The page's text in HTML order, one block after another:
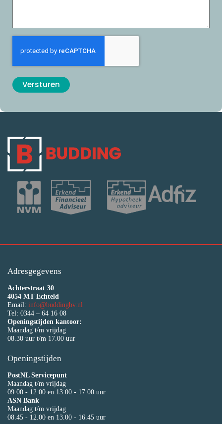
Adresgegevens
Achterstraat 30
4054 MT Echteld
Email: info@buddingbv.nl
Tel: 0344 – 64 16 08
Openingstijden kantoor:
Maandag t/m vrijdag
08.30 uur t/m 17.00 uur
Openingstijden
PostNL Servicepunt
Maandag t/m vrijdag
09.00 - 12.00 en 13.00 - 17.00 uur
ASN Bank
Maandag t/m vrijdag
08.45 - 12.00 en 13.00 - 16.45 uur